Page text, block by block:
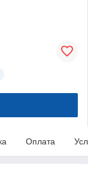
Оплата